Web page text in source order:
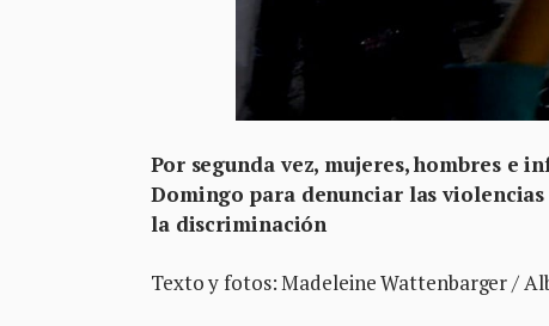
Por segunda vez, mujeres, hombres e
Domingo para denunciar las
la discriminación
Texto y fotos: Madeleine Wattenbarger /